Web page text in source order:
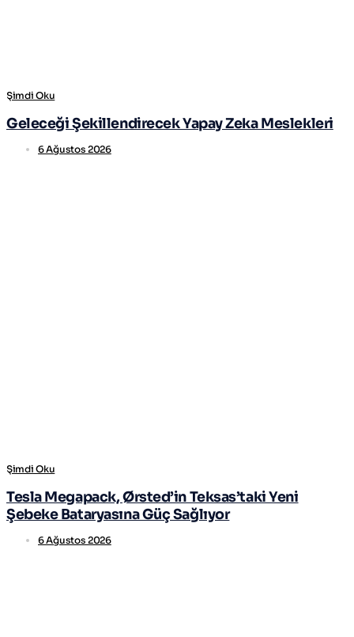
Şimdi Oku
Geleceği Şekillendirecek Yapay Zeka Meslekleri
6 Ağustos 2026
Şimdi Oku
Tesla Megapack, Ørsted’in Teksas’taki Yeni
Şebeke Bataryasına Güç Sağlıyor
6 Ağustos 2026